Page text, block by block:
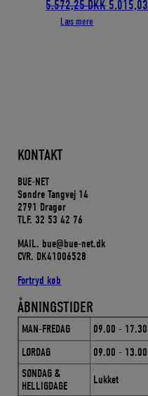
5.572,25DKK Den
5.015,03
Læs mere
KONTAKT
BUE-NET
Søndre Tangvej 14
2791 Dragør
TLF. 32 53 42 76
MAIL. bue@bue-net.dk
CVR. DK41006528
Fortryd køb
ÅBNINGSTIDER
MAN-FREDAG
09.00 - 17.30
LØRDAG
09.00 - 13.00
SØNDAG &
HELLIGDAGE
Lukket